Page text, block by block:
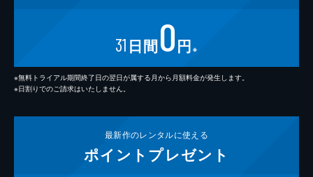
31 日間0円 ※
※無料トライアル期間終了日の翌日が属する月から月額料金が発生します。
※日割りでのご請求はいたしません。
最新作のレンタルに使える
ポイント プレゼント